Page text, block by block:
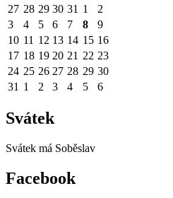
27 28 29 30 31 1
2
3
4 5 6 7 8
9
10 11 12 13 14 15 16
17 18 19 20 21 22 23
24 25 26 27 28 29 30
31 1 2 3 4 5 6
Svátek
Svátek má Soběslav
Facebook